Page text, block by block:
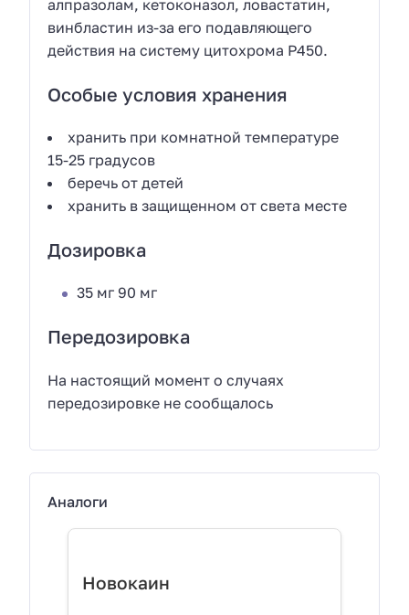
алпразолам, кетоконазол, ловастатин,
винбластин из-за его подавляющего
действия на систему цитохрома Р450.
Особые условия хранения
хранить при комнатной температуре
15-25 градусов
беречь от детей
хранить в защищенном от света месте
Дозировка
35 мг 90 мг
Передозировка
На настоящий момент о случаях
передозировке не сообщалось
Аналоги
Новокаин